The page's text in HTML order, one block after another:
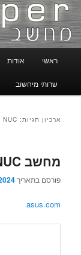
לדלג
לתוכן
לדלג
לתוכן
המשני
טכנאי
טכנאי מחשבים
ראשי אודות
שרותי מיחשוב
ארכיון תגיות: NUC
מחשב Asus NUC דור חדש
פורסם בתאריך
asus.com